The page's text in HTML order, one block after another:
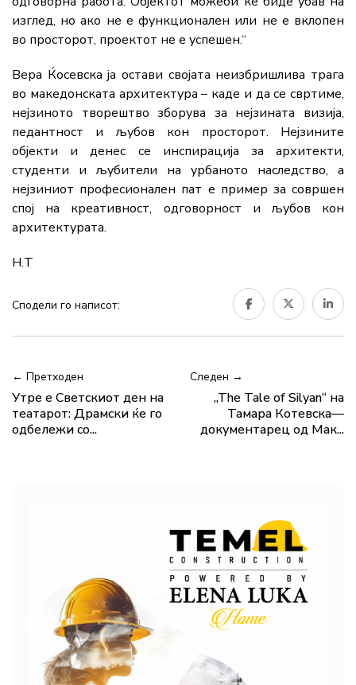
изглед, но ако не е функционален или не е вклопен
во просторот, проектот не е успешен.“
Вера Ќосевска ја остави својата неизбришлива трага
во македонската архитектура – каде и да се свртиме,
нејзиното творештво зборува за нејзината визија,
педантност и љубов кон просторот. Нејзините
објекти и денес се инспирација за архитекти,
студенти и љубители на урбаното наследство, а
нејзиниот професионален пат е пример за совршен
спој на креативност, одговорност и љубов кон
архитектурата.
Н.Т
Сподели го написот:
← Претходен
Утре е Светскиот ден на
театарот: Драмски ќе го
одбележи со...
Следен →
„The Tale of Silyan“ на
Тамара Котевска—
документарец од Мак...